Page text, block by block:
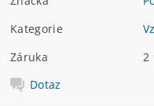
Kategorie
Záruka
2
Dotaz